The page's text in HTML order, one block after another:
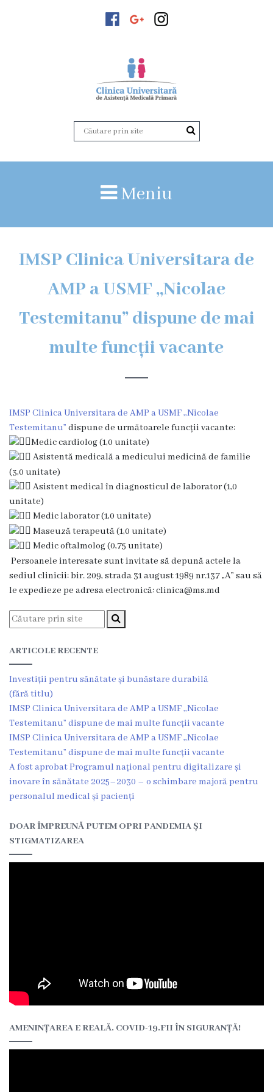
Acreditare
paginii
web
Subdiviziuni
Secția
Medicină
și
rezidenți
Secția
medici
specialiști
Secția
de
reabilitare
medicală
Laborator
clinic
Centrul
de
Tradițională
Chineză
Fitoterapie
Terapia
manuală
Acupunctură
Transparență
Funcții
Rapoarte
Planuri
Achiziții
publice
Meniu
IMSP Clinica Universitara de
AMP a USMF ,,Nicolae
Testemitanu” dispune de mai
multe funcții vacante
IMSP Clinica Universitara de AMP a USMF ,,Nicolae
Testemitanu” dispune de următoarele funcții vacante:
Medic cardiolog (1,0 unitate)
Asistentă medicală a medicului medicină de familie
(3,0 unitate)
Asistent medical în diagnosticul de laborator (1,0
unitate)
Medic laborator (1,0 unitate)
Maseuză terapeută (1,0 unitate)
Medic oftalmolog (0,75 unitate)
Persoanele interesate sunt invitate să depună actele la
sediul clinicii: bir. 209, strada 31 august 1989 nr.137 „A” sau să
le expedieze pe adresa electronică: clinica@ms.md
ARTICOLE RECENTE
Investiții pentru sănătate și bunăstare durabilă
(fără titlu)
IMSP Clinica Universitara de AMP a USMF ,,Nicolae
Testemitanu” dispune de mai multe funcții vacante
IMSP Clinica Universitara de AMP a USMF ,,Nicolae
Testemitanu” dispune de mai multe funcții vacante
A fost aprobat Programul național pentru digitalizare și
inovare în sănătate 2025–2030 – o schimbare majoră pentru
personalul medical și pacienți
DOAR ÎMPREUNĂ PUTEM OPRI PANDEMIA ȘI
STIGMATIZAREA
AMENINȚAREA E REALĂ. COVID-19.FII ÎN SIGURANȚĂ!